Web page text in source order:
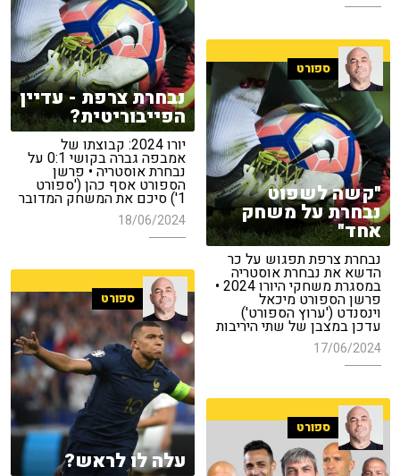
נבחרת צרפת - עדיין
הפייבוריטית?
יורו 2024: קבוצתו של
אמבפה גברה בקושי 0:1 על
נבחרת אוסטריה • פרשן
הספורט אסף כהן ('ספורט
1') סיכם את המשחק המדובר
18/06/2024
ספורט
"קשה לשפוט
נבחרת על משחק
אחד"
נבחרת צרפת תפגוש על כר
הדשא את נבחרת אוסטריה
במסגרת משחקי היורו 2024 •
פרשן הספורט מיכאל
וינסנדט ('ערוץ הספורט')
עדכן במצבן של שתי היריבות
17/06/2024
ספורט
עלה לו לראש?
ספורט